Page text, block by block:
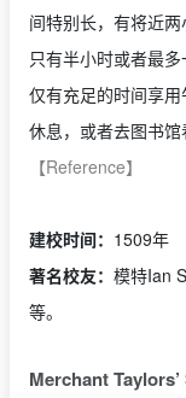
间特别长，有将近
只有半小时或者最
仅有充足的时间享用
休息，或者去图书馆
【Reference】
建校时间： 1509年
著名校友： 模特Ian
等。
Merchant